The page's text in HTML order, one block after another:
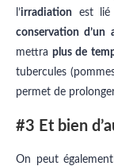
l’irradiation est lié
conservation d’un
mettraplus de
tubercules
permet de
#3 Et bien
On peut